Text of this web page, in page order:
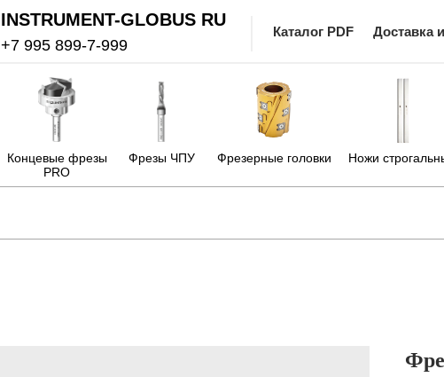
Ножи
Концевые фрезы
PRO
Фрезы ЧПУ Фрезерные головки
INSTRUMENT-GLOBUS RU
Каталог PDF Доставка
+7 995 899-7-999